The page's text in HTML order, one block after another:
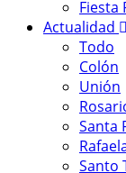
Fiesta
Actualidad
Todo
Colón
Unión
Santa
Santo